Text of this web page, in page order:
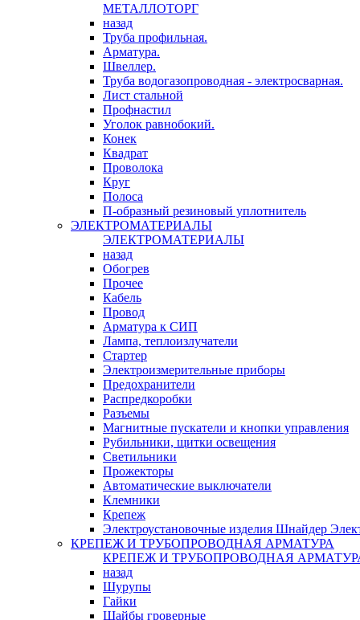
МЕТАЛЛОТОРГ
назад
Труба профильная.
Арматура.
Швеллер.
Труба водогазопроводная - электросварная.
Лист стальной
Профнастил
Уголок равнобокий.
Конек
Квадрат
Проволока
Круг
Полоса
П-образный резиновый уплотнитель
ЭЛЕКТРОМАТЕРИАЛЫ
ЭЛЕКТРОМАТЕРИАЛЫ
назад
Обогрев
Прочее
Кабель
Провод
Арматура к СИП
Лампа, теплоизлучатели
Стартер
Электроизмерительные приборы
Предохранители
Распредкоробки
Разъемы
Магнитные пускатели и кнопки управления
Рубильники, щитки освещения
Светильники
Прожекторы
Автоматические выключатели
Клемники
Крепеж
Электроустановочные изделия Шнайдер
КРЕПЕЖ И ТРУБОПРОВОДНАЯ АРМАТУРА
КРЕПЕЖ И ТРУБОПРОВОДНАЯ
назад
Шурупы
Гайки
Шайбы гроверные